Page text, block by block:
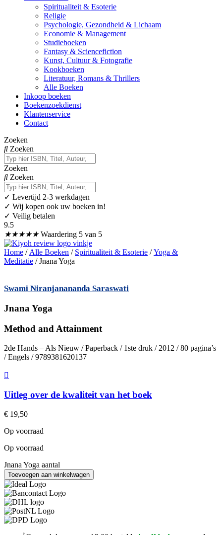
Spiritualiteit & Esoterie
Religie
Psychologie, Gezondheid & Lichaam
Economie & Management
Studieboeken
Fantasy & Sciencefiction
Kunst, Cultuur & Fotografie
Kookboeken
Literatuur, Romans & Thrillers
Alle Boeken
Inkoop boeken
Boekenzoekdienst
Klantenservice
Contact
Zoeken
Zoeken
Zoeken
Zoeken
✓ Levertijd 2-3 werkdagen
✓ Wij kopen ook uw boeken in!
✓ Veilig betalen
9.5
★★★★★ Waardering 5 van 5
Home / Alle Boeken / Spiritualiteit & Esoterie /Yoga &
Meditatie / Jnana Yoga
Swami Niranjanananda Saraswati
Jnana Yoga
Method and Attainment
2de Hands – Als Nieuw / Paperback / 1ste druk / 2012 / 80 pagina’s
/ Engels / 9789381620137
Uitleg over de kwaliteit van het boek
€ 19,50
Op voorraad
Op voorraad
Jnana Yoga aantal
Toevoegen aan winkelwagen